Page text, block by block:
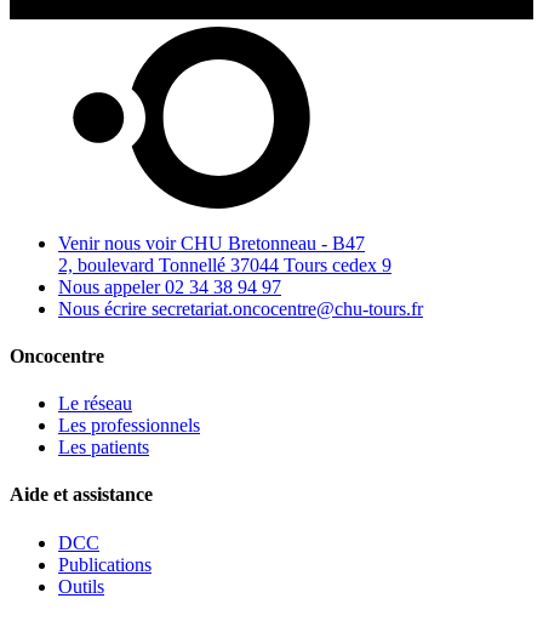
Venir nous voir CHU Bretonneau - B47
2, boulevard Tonnellé 37044 Tours cedex 9
Nous appeler 02 34 38 94 97
Nous écrire secretariat.oncocentre@chu-tours.fr
Oncocentre
Le réseau
Les professionnels
Les patients
Aide et assistance
DCC
Publications
Outils